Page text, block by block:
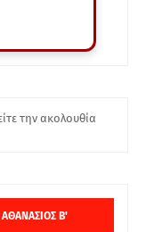
την ακολουθία
Β'